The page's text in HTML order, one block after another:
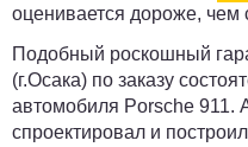
оценивается дороже, чем
Подобный роскошный
(г.Осака) по заказу
автомобиля Porsche 911.
спроектировал и